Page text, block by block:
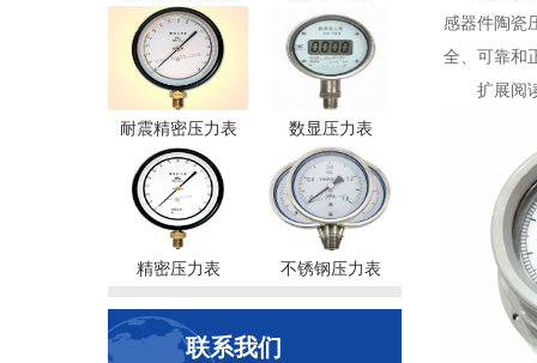
耐震精密压力表 数显压力表
精密压力表 不锈钢压力表
联系我们
感器件陶瓷
全、可靠和
扩展阅